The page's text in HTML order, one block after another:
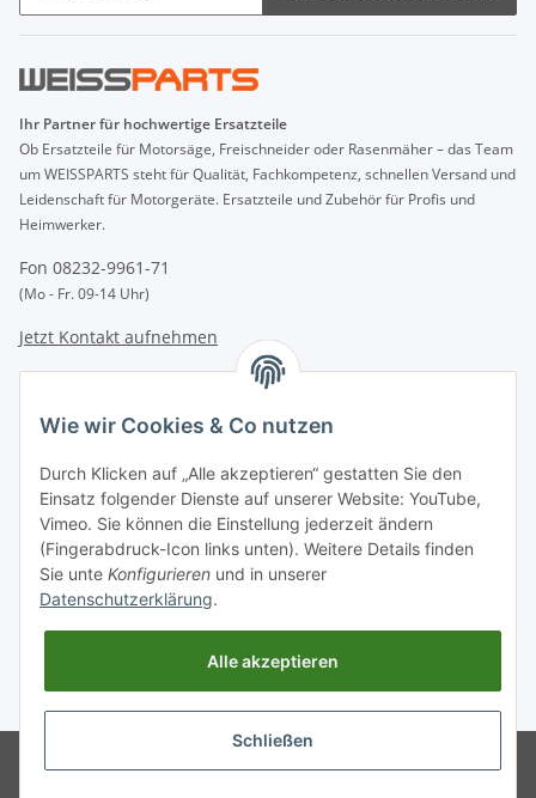
Ihr Partner für hochwertige Ersatzteile
Ob Ersatzteile für Motorsäge, Freischneider oder Rasenmäher – das Team
um WEISSPARTS steht für Qualität, Fachkompetenz, schnellen Versand und
Leidenschaft für Motorgeräte. Ersatzteile und Zubehör für Profis und
Heimwerker.
Fon 08232-9961-71
(Mo - Fr. 09-14 Uhr)
Jetzt Kontakt aufnehmen
Zahlungsarten
BAR | ÜBERWEISUNG | PAYPAL
Versandpartner
DHL | GLS | DPD | HERMES | POST
Versand
Wie wir Cookies & Co nutzen
Durch Klicken auf „Alle akzeptieren“ gestatten Sie den
Einsatz folgender Dienste auf unserer Website: YouTube,
Vimeo. Sie können die Einstellung jederzeit ändern
(Fingerabdruck-Icon links unten). Weitere Details finden
Sie unte Konfigurieren und in unserer
Datenschutzerklärung.
Alle akzeptieren
Schließen